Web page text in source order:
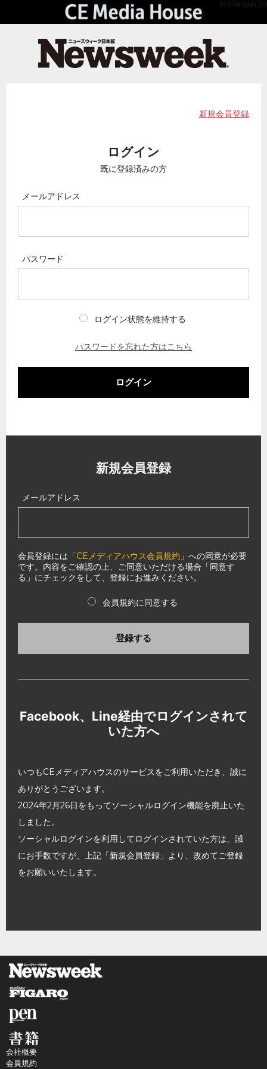
API Version 2.0
新規会員登録
ログイン
既に登録済みの方
メールアドレス
パスワード
ログイン状態を維持する
パスワードを忘れた方はこちら
ログイン
新規会員登録
メールアドレス
会員登録には「CEメディアハウス会員規約 」への同意が必要
です。内容をご確認の上、ご同意いただける場合「同意す
る」にチェックをして、登録にお進みください。
会員規約に同意する
登録する
Facebook、Line経由でログインされて
いた方へ
いつもCEメディアハウスのサービスをご利用いただき、誠に
ありがとうございます。
2024年2月26日をもってソーシャルログイン機能を廃止いた
しました。
ソーシャルログインを利用してログインされていた方は、誠
にお手数ですが、上記「新規会員登録」より、改めてご登録
をお願いいたします。
会社概要
会員規約